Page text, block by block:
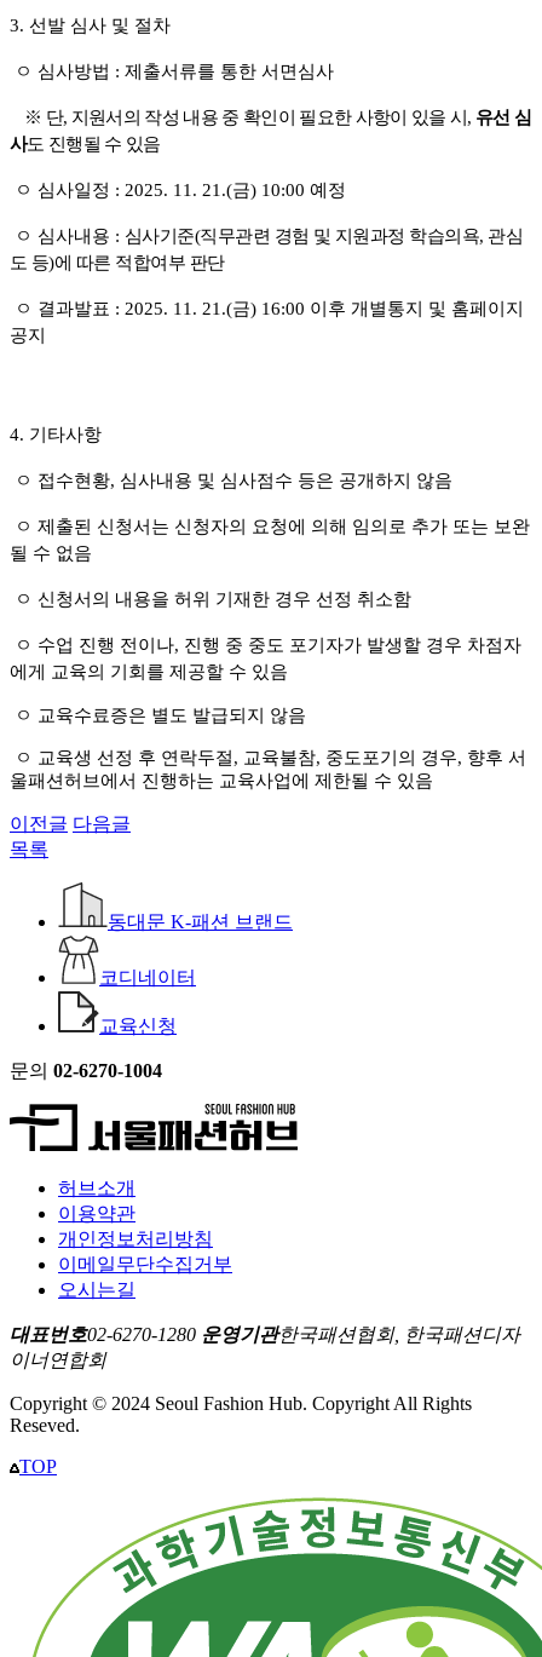
3. 선발 심사 및 절차
ㅇ 심사방법 : 제출서류를 통한 서면심사
※ 단, 지원서의 작성 내용 중 확인이 필요한 사항이 있을 시 , 유선 심
사도 진행될 수 있음
ㅇ 심사일정 : 2025. 11. 21.(금) 10:00 예정
ㅇ 심사내용 : 심사기준(직무관련 경험 및 지원과정 학습의욕, 관심
도 등)에 따른 적합여부 판단
ㅇ 결과발표 : 2025. 11. 21.(금) 16:00 이후 개별통지 및 홈페이지
공지
4. 기타사항
ㅇ 접수현황, 심사내용 및 심사점수 등은 공개하지 않음
ㅇ 제출된 신청서는 신청자의 요청에 의해 임의로 추가 또는 보완
될 수 없음
ㅇ 신청서의 내용을 허위 기재한 경우 선정 취소함
ㅇ 수업 진행 전이나, 진행 중 중도 포기자가 발생할 경우 차점자
에게 교육의 기회를 제공할 수 있음
ㅇ 교육수료증은 별도 발급되지 않음
ㅇ 교육생 선정 후 연락두절, 교육불참, 중도포기의 경우, 향후 서
울패션허브에서 진행하는 교육사업에 제한될 수 있음
이전글 다음글
목록
동대문 K-패션 브랜드
코디네이터
교육신청
문의 02-6270-1004
허브소개
이용약관
개인정보처리방침
이메일무단수집거부
오시는길
대표번호02-6270-1280 운영기관한국패션협회, 한국패션디자
이너연합회
Copyright © 2024 Seoul Fashion Hub. Copyright All Rights
Reseved.
TOP